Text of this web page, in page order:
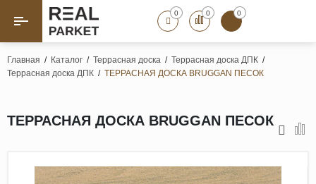
Назад Назад
Штучный паркет
Массивная доска
0 0 0
Главная / Каталог / Террасная доска / Террасная доска ДПК /
Террасная доска ДПК / ТЕРРАСНАЯ ДОСКА BRUGGAN ПЕСОК
ТЕРРАСНАЯ ДОСКА BRUGGAN ПЕСОК